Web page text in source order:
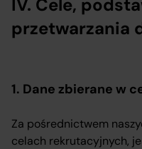
IV. Cele,
przetwarzania
1. Dane zbierane w
Za pośrednictwem
celach rekrutacyjnych,